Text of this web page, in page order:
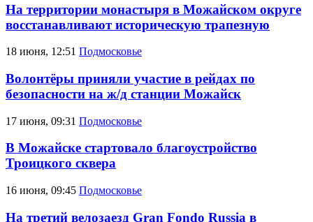
На территории монастыря в Можайском округе
восстанавливают историческую трапезную
18 июня, 12:51 Подмосковье
Волонтёры приняли участие в рейдах по
безопасности на ж/д станции Можайск
17 июня, 09:31 Подмосковье
В Можайске стартовало благоустройство
Троицкого сквера
16 июня, 09:45 Подмосковье
На третий велозаезд Gran Fondo Russia в